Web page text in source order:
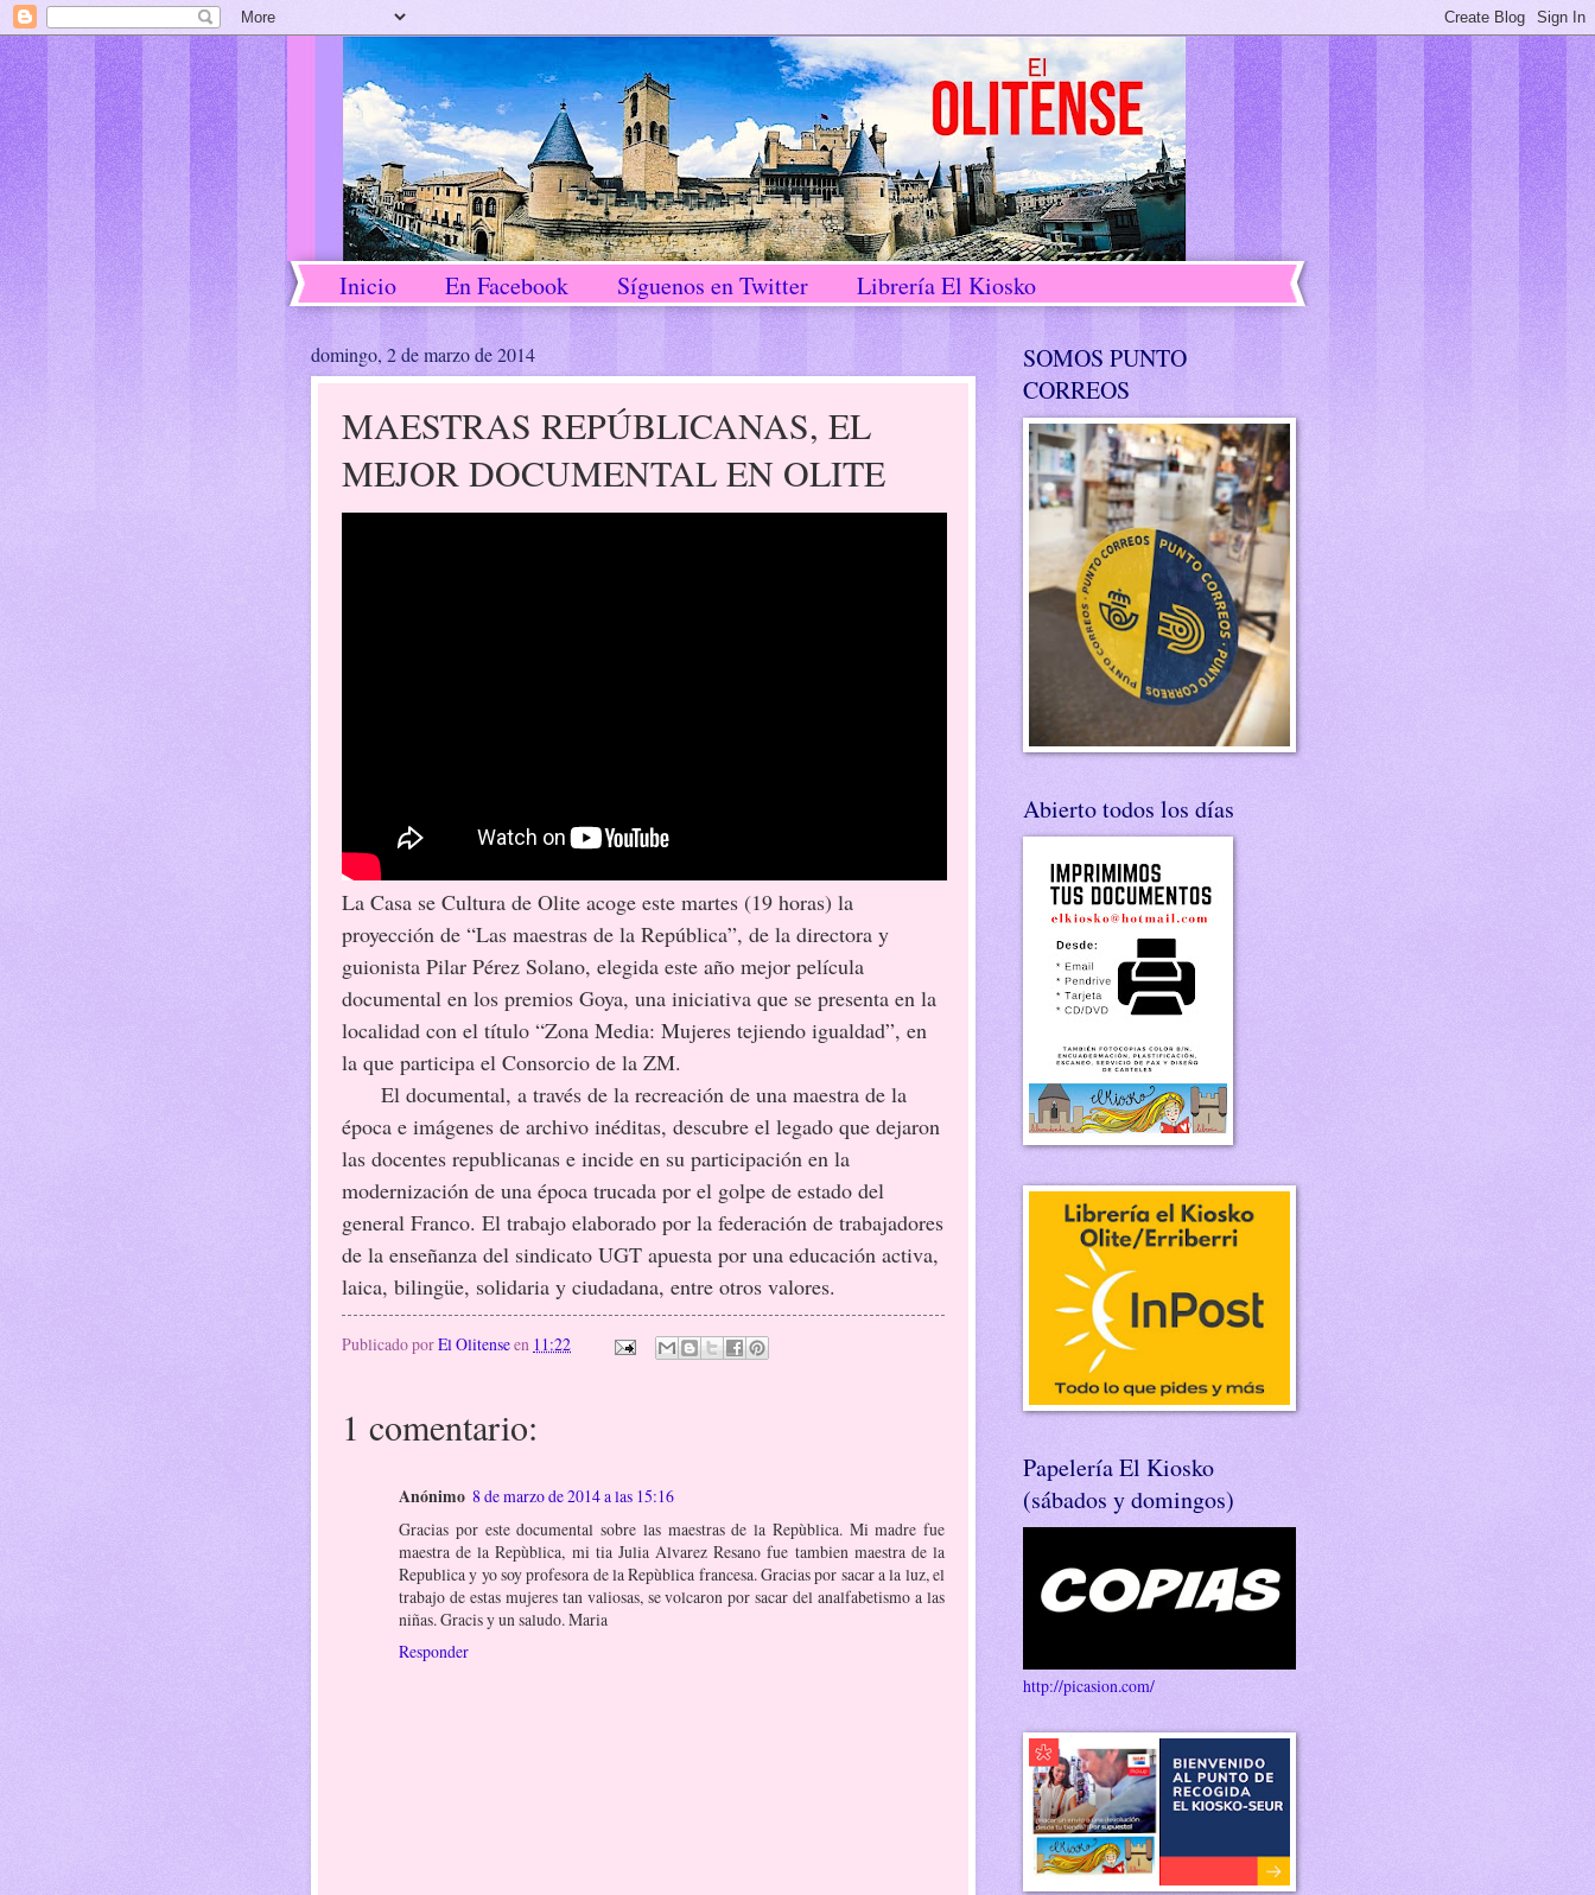
Inicio En Facebook Síguenos en Twitter Librería El Kiosko
domingo, 2 de marzo de 2014
MAESTRAS REPÚBLICANAS, EL
MEJOR DOCUMENTAL EN OLITE
La Casa se Cultura de Olite acoge este martes (19 horas) la
proyección de “Las maestras de la República”, de la directora y
guionista Pilar Pérez Solano, elegida este año mejor película
documental en los premios Goya, una iniciativa que se presenta en la
localidad con el título “Zona Media: Mujeres tejiendo igualdad”, en
la que participa el Consorcio de la ZM.
El documental, a través de la recreación de una maestra de la
época e imágenes de archivo inéditas, descubre el legado que dejaron
las docentes republicanas e incide en su participación en la
modernización de una época trucada por el golpe de estado del
general Franco. El trabajo elaborado por la federación de trabajadores
de la enseñanza del sindicato UGT apuesta por una educación activa,
laica, bilingüe, solidaria y ciudadana, entre otros valores.
Publicado porEl Olitenseen 11:22
1 comentario:
Anónimo 8 de marzo de 2014 a las 15:16
Gracias por este documental sobre las maestras de la Repùblica. Mi madre fue
maestra de la Repùblica, mi tia Julia Alvarez Resano fue tambien maestra de la
Republica y yo soy profesora de la Repùblica francesa. Gracias por sacar a la luz, el
trabajo de estas mujeres tan valiosas, se volcaron por sacar del analfabetismo a las
niñas. Gracis y un saludo. Maria
Responder
SOMOS PUNTO
CORREOS
Abierto todos los días
Papelería El Kiosko
(sábados y domingos)
http://picasion.com/